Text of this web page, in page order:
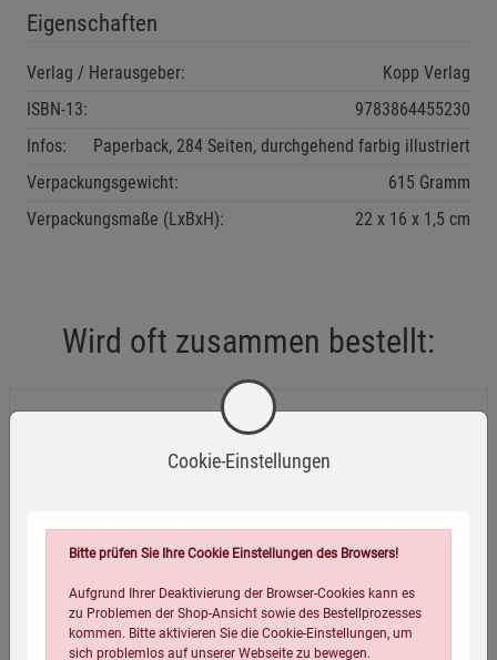
Eigenschaften
Verlag / Herausgeber:
Kopp Verlag
ISBN-13:
9783864455230
Infos:
Paperback, 284 Seiten, durchgehend farbig illustriert
Verpackungsgewicht:
615 Gramm
Verpackungsmaße (LxBxH):
22 16 1,5 cm
Wird oft zusammen bestellt:
Hanf heilt
Cookie-Einstellungen
Bitte prüfen Sie Ihre Cookie Einstellungen des Browsers!
Aufgrund Ihrer Deaktivierung der Browser-Cookies kann es
zu Problemen der Shop-Ansicht sowie des Bestellprozesses
kommen. Bitte aktivieren Sie die Cookie-Einstellungen, um
sich problemlos auf unserer Webseite zu bewegen.